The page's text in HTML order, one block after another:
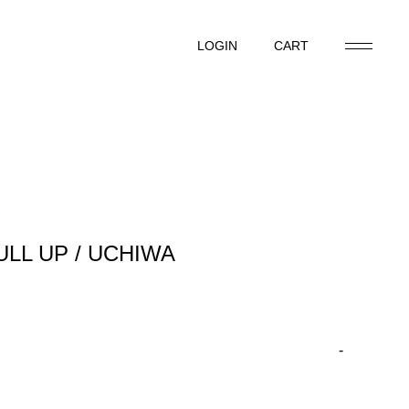
LOGIN
CART
UP / UCHIWA
-